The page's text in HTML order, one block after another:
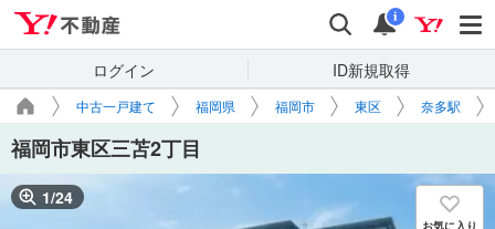
検索 通知
i
ログイン ID新規取得
中古一戸建て 福岡県 福岡市 東区 奈多駅
福岡市東区三苫2丁目
1/24
お気に入り